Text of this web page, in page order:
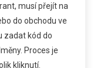
musí přejít na
do obchodu ve
zadat kód do
Proces je
kliknutí.